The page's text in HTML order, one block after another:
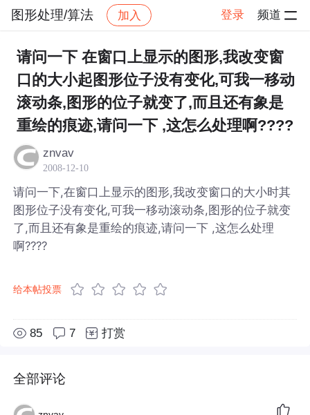
图形处理/算法 加入 登录 频道
社区 图形处理/算法 帖子详情
请问一下 在窗口上显示的图形,我改变窗
口的大小起图形位子没有变化,可我一移动
滚动条,图形的位子就变了,而且还有象是
重绘的痕迹,请问一下 ,这怎么处理啊????
znvav
2008-12-10
请问一下,在窗口上显示的图形,我改变窗口的大小时其
图形位子没有变化,可我一移动滚动条,图形的位子就变
了,而且还有象是重绘的痕迹,请问一下 ,这怎么处理
啊????
给本帖投票
85 7 打赏
全部评论